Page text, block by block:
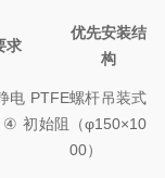
求
优先安装结
构
PTFE
初始阻
螺杆吊装式
（φ150×10
00）